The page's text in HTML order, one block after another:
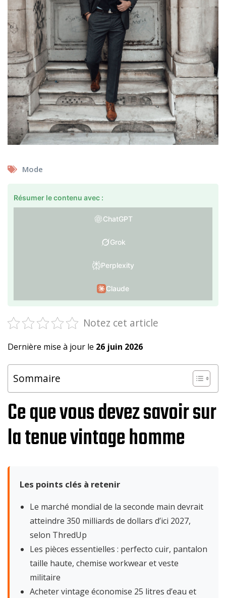
Mode
Résumer le contenu avec :
ChatGPT
Grok
Perplexity
Claude
Notez cet article
Dernière mise à jour le 26 juin 2026
Sommaire
Ce que vous devez savoir sur
la tenue vintage homme
Les points clés à retenir
Le marché mondial de la seconde main devrait
atteindre 350 milliards de dollars d’ici 2027,
selon ThredUp
Les pièces essentielles : perfecto cuir, pantalon
taille haute, chemise workwear et veste
militaire
Acheter vintage économise 25 litres d’eau et